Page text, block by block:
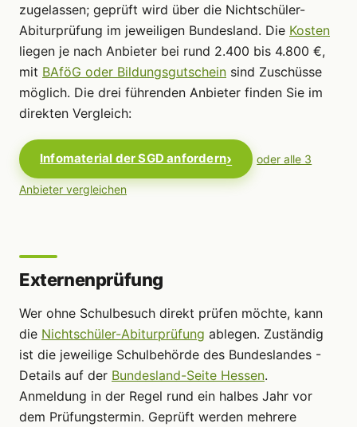
zugelassen; geprüft wird über die Nichtschüler-
Abiturprüfung im jeweiligen Bundesland. Die Kosten
liegen je nach Anbieter bei rund 2.400 bis 4.800 €,
mit BAföG oder Bildungsgutschein sind Zuschüsse
möglich. Die drei führenden Anbieter finden Sie im
direkten Vergleich:
Infomaterial der SGD anfordern oder alle 3
Anbieter vergleichen
Externenprüfung
Wer ohne Schulbesuch direkt prüfen möchte, kann
die Nichtschüler-Abiturprüfung ablegen. Zuständig
ist die jeweilige Schulbehörde des Bundeslandes -
Details auf der Bundesland-Seite Hessen.
Anmeldung in der Regel rund ein halbes Jahr vor
dem Prüfungstermin. Geprüft werden mehrere